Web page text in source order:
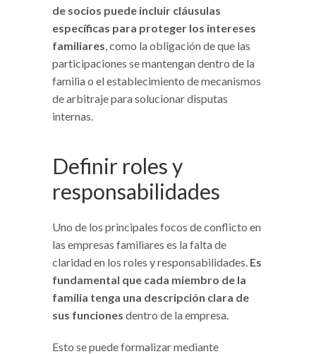
de socios puede incluir cláusulas
específicas para proteger los intereses
familiares, como la obligación de que las
participaciones se mantengan dentro de la
familia o el establecimiento de mecanismos
de arbitraje para solucionar disputas
internas.
Definir roles y
responsabilidades
Uno de los principales focos de conflicto en
las empresas familiares es la falta de
claridad en los roles y responsabilidades. Es
fundamental que cada miembro de la
familia tenga una descripción clara de
sus funciones dentro de la empresa.
Esto se puede formalizar mediante